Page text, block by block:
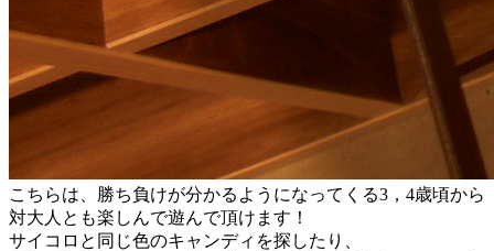
こちらは、勝ち負けが分かるようになってくる3，4歳頃から
対大人とも楽しんで遊んで頂けます！
サイコロと同じ色のキャンディを探したり、